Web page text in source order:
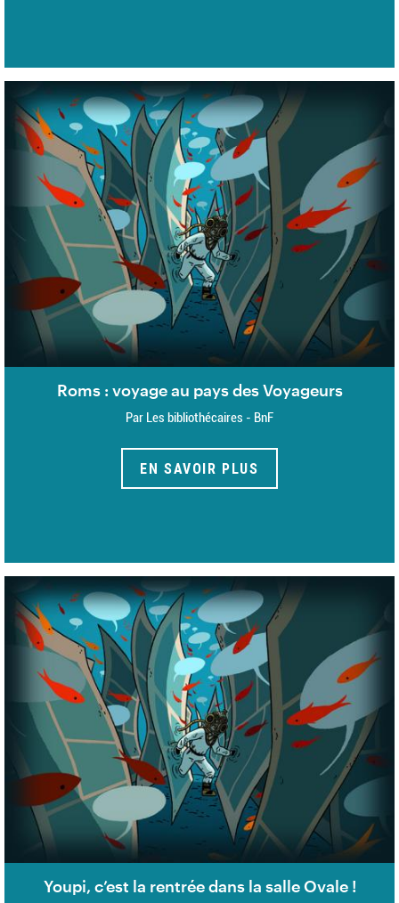
Roms : voyage au pays des Voyageurs
Par Les bibliothécaires - BnF
EN SAVOIR PLUS
Youpi, c’est la rentrée dans la salle Ovale !